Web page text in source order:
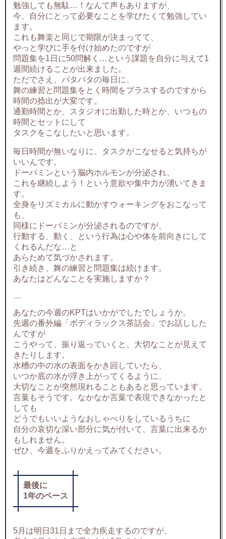
勉強しても無駄…！なんて声もありますが、
今、自分にとって必要なことを学びたくて勉強してい
ます。
これも舞楽と同じで期限が決まってて、
やっと学びに手を付け始めたのですが
問題集を1日に50問解く…という課題を自分に与えて1
週間続けることが出来ました。
ただでさえ、バタバタの毎日に、
舞の練習と問題集をとく時間をプラスするのですから
時間の捻出が大変です。
通勤時間とか、スタジオに出勤した時とか、いつもの
時間とセットにして
タスクをこなしたいと思います。
毎日時間が無いなりに、タスクがこなせると気持ちが
いいんです。
ドーパミンという脳内ホルモンが分泌され、
これを継続しよう！という意欲や集中力が湧いてきま
す。
全身をリズミカルに動かすウォーキングをおこなって
も、
同様にドーパミンが分泌されるのですが、
行動する、動く、という行為は心や体を前向きにして
くれるんだな…と
あらためて気づかされます。
引き続き、舞の練習と問題集は続けます。
あなたはどんなことを実施しますか？
…
あなたの今週のKPTはいかがでしたでしょうか。
先週の番外編「ボディラックス茶話会」でお話しした
んですが
こうやって、振り返っていくと、大切なことが見えて
きたりします。
水槽の中の水の表面をかき回していたら、
いつか底の水が浮き上がってくるように、
大切なことが突然現れることもあると思っています。
言葉もそうです。なかなか言葉で表現できなかったと
しても
どうでもいいようなおしゃべりをしているうちに
自分の哀切な深い部分に気が付いて、言葉に出来るか
もしれません。
ぜひ、今週をふりかえってみてください。
最後に
1年のペース
5月は明日31日まで全力疾走するのですが、